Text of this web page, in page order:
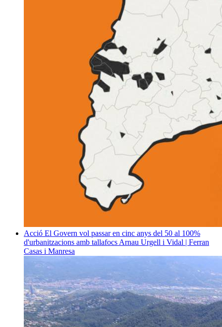
Acció El Govern vol passar en cinc anys del 50 al 100%
d'urbanitzacions amb tallafocs Arnau Urgell i Vidal | Ferran
Casas i Manresa